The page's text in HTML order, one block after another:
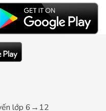
lớp 6→12